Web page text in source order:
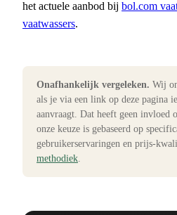
het actuele aanbod bij bol.com
vaatwassers.
Onafhankelijk vergeleken. Wij
als je via een link op deze pagina
aanvraagt. Dat heeft geen
onze keuze is gebaseerd op
gebruikerservaringen en prijs-
methodiek